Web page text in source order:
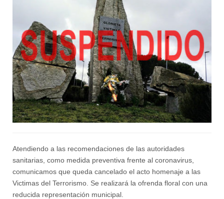
Atendiendo a las recomendaciones de las autoridades
sanitarias, como medida preventiva frente al coronavirus,
comunicamos que queda cancelado el acto homenaje a las
Victimas del Terrorismo. Se realizará la ofrenda floral con una
reducida representación municipal.